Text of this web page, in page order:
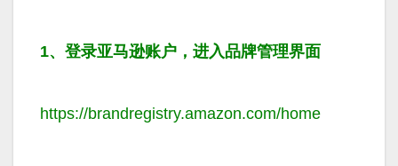
1、登录亚马逊账户，进入品牌管理界面
https://brandregistry.amazon.com/home